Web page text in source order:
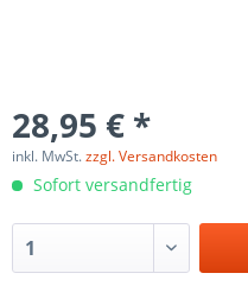
28,95 € *
inkl. MwSt.zzgl. Versandkosten
Sofort versandfertig